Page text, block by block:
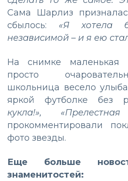
Сама Шарлиз
сбылось: «Я хотела
независимой – и я ею
На снимке маленькая
просто
школьница весело
яркой футболке без
кукла!»,
прокомментировали
фото звезды.
Еще больше
знаменитостей: